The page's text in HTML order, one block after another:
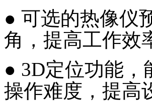
● 可选的热像仪
角，提高工作效
● 3D定位功能，
操作难度，提高